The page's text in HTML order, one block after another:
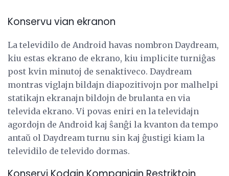
Konservu vian ekranon
La televidilo de Android havas nombron Daydream,
kiu estas ekrano de ekrano, kiu implicite turniĝas
post kvin minutoj de senaktiveco. Daydream
montras viglajn bildajn diapozitivojn por malhelpi
statikajn ekranajn bildojn de brulanta en via
televida ekrano. Vi povas eniri en la televidajn
agordojn de Android kaj ŝanĝi la kvanton da tempo
antaŭ ol Daydream turnu sin kaj ĝustigi kiam la
televidilo de televido dormas.